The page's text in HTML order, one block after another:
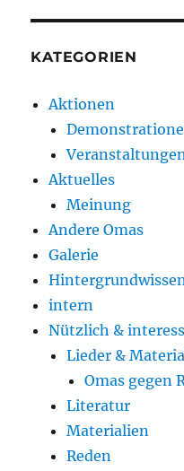
KATEGORIEN
Aktionen
Aktuelles
Meinung
Andere Omas
Galerie
intern
Nützlich &
Lieder &
Omas gegen
Literatur
Materialien
Reden